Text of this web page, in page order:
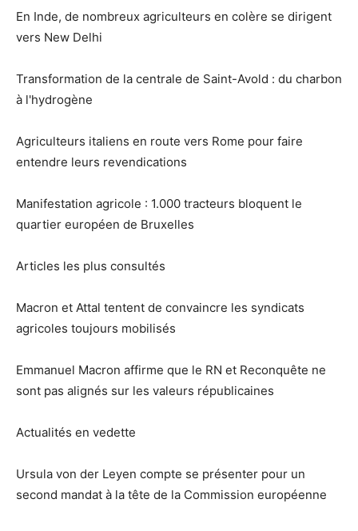
En Inde, de nombreux agriculteurs en colère se dirigent
vers New Delhi
Transformation de la centrale de Saint-Avold : du charbon
à l'hydrogène
Agriculteurs italiens en route vers Rome pour faire
entendre leurs revendications
Manifestation agricole : 1.000 tracteurs bloquent le
quartier européen de Bruxelles
Articles les plus consultés
Macron et Attal tentent de convaincre les syndicats
agricoles toujours mobilisés
Emmanuel Macron affirme que le RN et Reconquête ne
sont pas alignés sur les valeurs républicaines
Actualités en vedette
Ursula von der Leyen compte se présenter pour un
second mandat à la tête de la Commission européenne